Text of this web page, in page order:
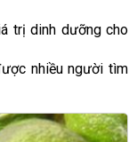
trị dinh dưỡng cho
nhiều người tìm